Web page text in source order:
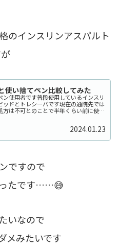
のインスリンアスパルト
使い捨てペン比較してみた
ン使用者です普段使用しているインスリ
ッドとトレシーバです現在の通院先では
方は不可とのことで半年くらい前に使い
2024.01.23
ですので
ったです……😅
いなので
メみたいです